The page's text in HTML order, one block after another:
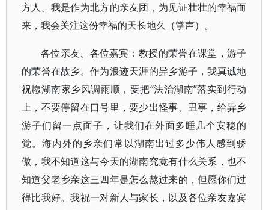
方人。我是作为北方的亲友团，为见证壮壮的幸福而
来，我会关注这份幸福的天长地久（掌声）。
各位亲友、各位嘉宾：教授的荣誉在课堂，游子
的荣誉在故乡。作为浪迹天涯的异乡游子，我真诚地
祝愿湖南家乡风调雨顺，要把“法治湖南”落实到行动
上，不要停留在口号里，要少出怪事、丑事，给异乡
游子们留一点面子，让我们在外面多睡几个安稳的
觉。海内外的乡亲们常以湖南出过多少伟人感到骄
傲，我不知道这与今天的湖南究竟有什么关系，也不
知道父老乡亲这三四年是怎么熬过来的，但愿你们过
得比我好。我祝一对新人与家长，以及各位亲友嘉宾